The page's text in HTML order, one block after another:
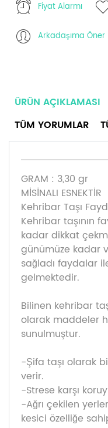
Fiyat Alarmı
Arkadaşıma Öner
ÜRÜN AÇIKLAMASI
TÜM YORUMLAR
GRAM : 3,30 gr
MİSİNALI ESNEKTİR
Kehribar Taşı
Kehribar taşının
kadar dikkat
günümüze kadar
sağladı faydalar
gelmektedir.
Bilinen kehribar
olarak maddeler
sunulmuştur.
-Şifa taşı olarak
verir.
-Strese karşı
-Ağrı çekilen
kesici özelliğe